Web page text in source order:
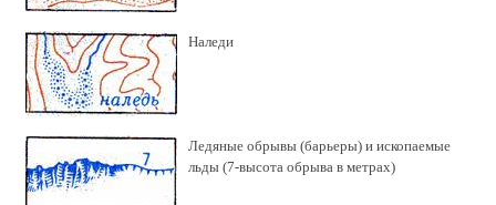
Наледи
Ледяные обрывы (барьеры) и ископаемые
льды (7-высота обрыва в метрах)